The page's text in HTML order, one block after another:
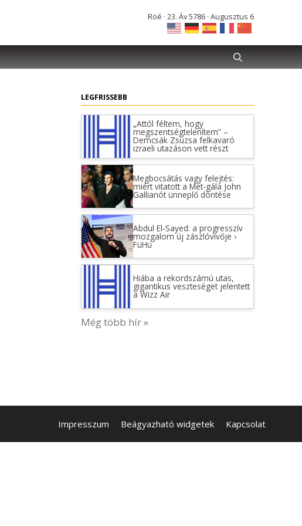
Röé · 23. Áv 5786 · Augusztus 6
LEGFRISSEBB
„Attól féltem, hogy
megszentségtelenítem” –
Demcsák Zsuzsa felkavaró
izraeli utazáson vett részt
Megbocsátás vagy felejtés:
miért vitatott a Met-gála John
Gallianót ünneplő döntése
Abdul El‑Sayed: a progresszív
mozgalom új zászlóvivője ›
FüHü
Hiába a rekordszámú utas,
gigantikus veszteséget jelentett
a Wizz Air
Még több hír »
Impresszum Beágyazható widgetek Kapcsolat